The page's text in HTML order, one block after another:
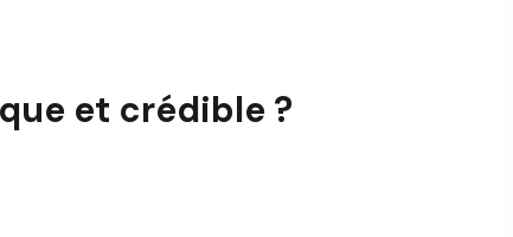
et crédible ?